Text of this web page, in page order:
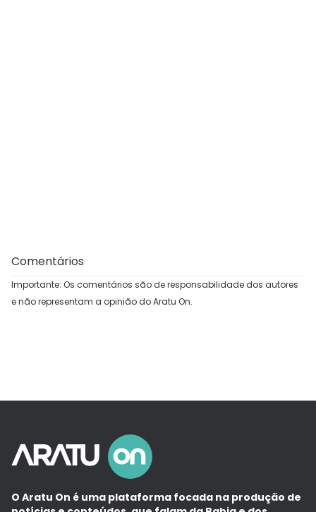
Comentários
Importante: Os comentários são de responsabilidade dos autores
e não representam a opinião do Aratu On.
O Aratu On é uma plataforma focada na produção de